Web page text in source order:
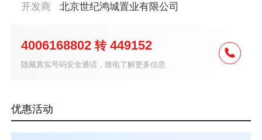
开发商
北京世纪鸿城置业有限公司
4006168802 转 449152
隐藏真实号码安全通话，致电了解更多信息
优惠活动